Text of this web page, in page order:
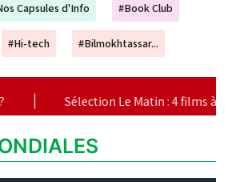
Capsules d'Info #Book Club
#Hi-tech #Bilmokhtassar...
Le Matin : 4 films à ne pas